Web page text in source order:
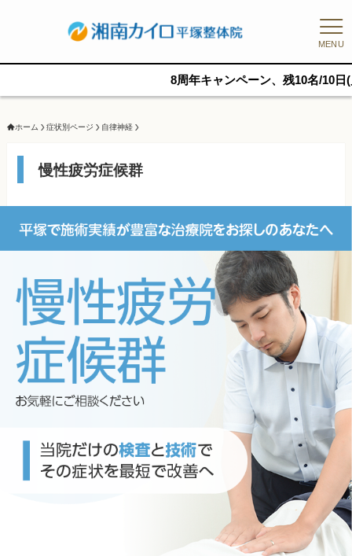
MENU
8周年キャンペーン、残10名/10日(月)18:15予約可能で
ホーム 症状別ページ 自律神経
慢性疲労症候群